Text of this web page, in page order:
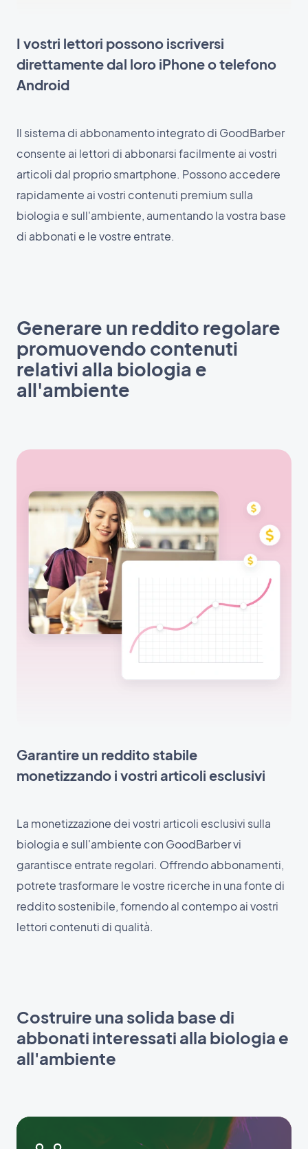
I vostri lettori possono iscriversi
direttamente dal loro iPhone o telefono
Android
Il sistema di abbonamento integrato di GoodBarber
consente ai lettori di abbonarsi facilmente ai vostri
articoli dal proprio smartphone. Possono accedere
rapidamente ai vostri contenuti premium sulla
biologia e sull'ambiente, aumentando la vostra base
di abbonati e le vostre entrate.
Generare un reddito regolare
promuovendo contenuti
relativi alla biologia e
all'ambiente
Garantire un reddito stabile
monetizzando i vostri articoli esclusivi
La monetizzazione dei vostri articoli esclusivi sulla
biologia e sull'ambiente con GoodBarber vi
garantisce entrate regolari. Offrendo abbonamenti,
potrete trasformare le vostre ricerche in una fonte di
reddito sostenibile, fornendo al contempo ai vostri
lettori contenuti di qualità.
Costruire una solida base di
abbonati interessati alla biologia e
all'ambiente